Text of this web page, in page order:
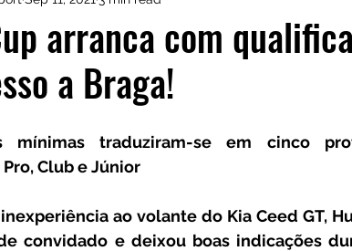
arranca com
a Braga!
mínimas traduziram-se em cinco
Club e Júnior
ao volante do Kia Ceed GT,
convidado e deixou boas indicações